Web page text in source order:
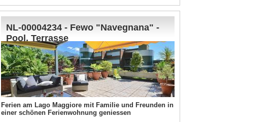
Onsernonetal und Maggiatal) zu Fuss oder mit dem Fahrrad zu
entdecken. Auch das leibliche Wohl kommt nicht zu kurz. In ein
paar Schritten erreichen sie zu Fuss beliebte Restaurants und
Grotti mit typischer Tessiner und mediterraner Küche in
verschiedenen Kategorien, wie z.Bsp. "Da Enzo",
"Castagnetto", "Grotto Americano", "Tre Terre", "Stazione".
NL-00004234 - Fewo "Navegnana" -
Pool, Terrasse
Ferien am Lago Maggiore mit Familie und Freunden in
einer schönen Ferienwohnung geniessen